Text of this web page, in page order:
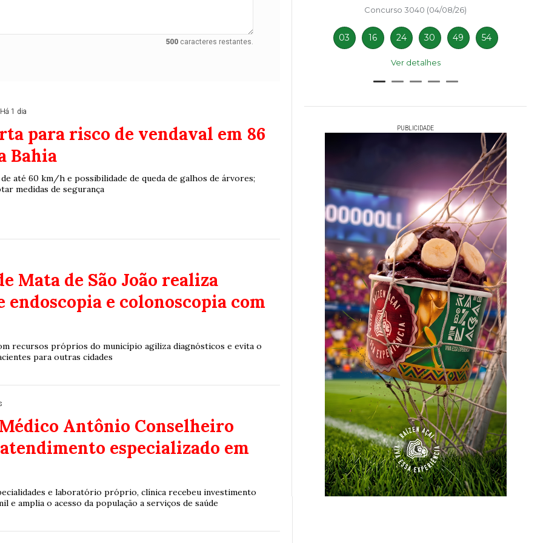
500caracteres restantes.
Há 1 dia
para risco de vendaval em 86
Bahia
até 60 km/h e possibilidade de queda de galhos de árvores;
medidas de segurança
Mata de São João realiza
endoscopia e colonoscopia com
recursos próprios do município agiliza diagnósticos e evita o
para outras cidades
Antônio Conselheiro
especializado em
e laboratório próprio, clínica recebeu investimento
e amplia o acesso da população a serviços de saúde
16 21 30
Concurso 3040 (04/08/26)
03 16 24 30 49 54
Ver detalhes
PUBLICIDADE